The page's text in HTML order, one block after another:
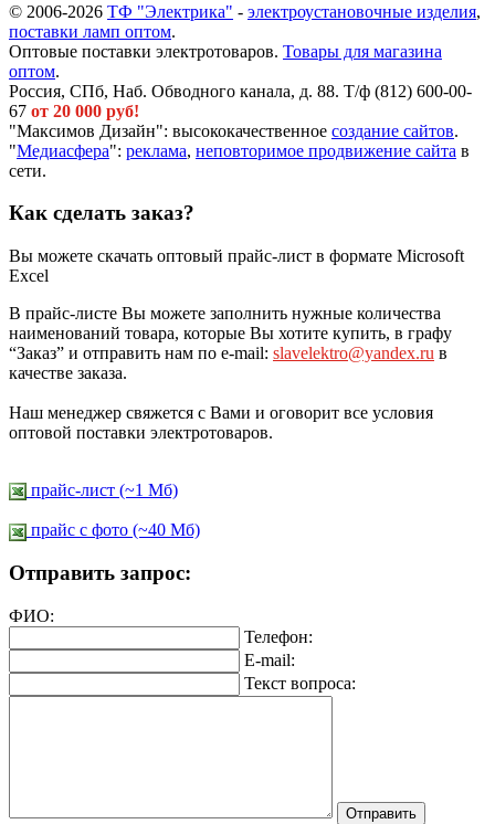
© 2006-2026 ТФ "Электрика" - электроустановочные изделия,
поставки ламп оптом.
Оптовые поставки электротоваров. Товары для магазина
оптом.
Россия, СПб, Наб. Обводного канала, д. 88. Т/ф (812) 600-00-
67 от 20 000 руб!
"Максимов Дизайн": высококачественное создание сайтов.
"Медиасфера": реклама, неповторимое продвижение сайта в
сети.
Как сделать заказ?
Вы можете скачать оптовый прайс-лист в формате Microsoft
Excel
В прайс-листе Вы можете заполнить нужные количества
наименований товара, которые Вы хотите купить, в графу
“Заказ” и отправить нам по e-mail: slavelektro@yandex.ru в
качестве заказа.
Наш менеджер свяжется с Вами и оговорит все условия
оптовой поставки электротоваров.
прайс-лист (~1 Мб)
прайс c фото (~40 Мб)
Отправить запрос:
ФИО:
Телефон:
E-mail:
Текст вопроса: